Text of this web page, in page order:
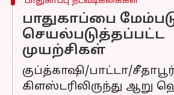
பாதுகாப்பை
செயல்படுத்தப்பட்ட
முயற்சிகள்
குப்த்காஷி/பாட்டா/
கிளஸ்டரிலிருந்து ஆறு